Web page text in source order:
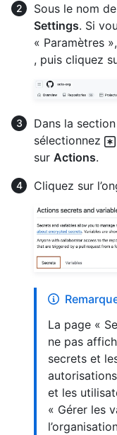
Sous le nom
Settings. Si
« Paramètres
, puis cliquez
Dans la
sélectionnez
sur Actions.
Cliquez sur
La page «
ne pas
secrets et
et les
« Gérer les